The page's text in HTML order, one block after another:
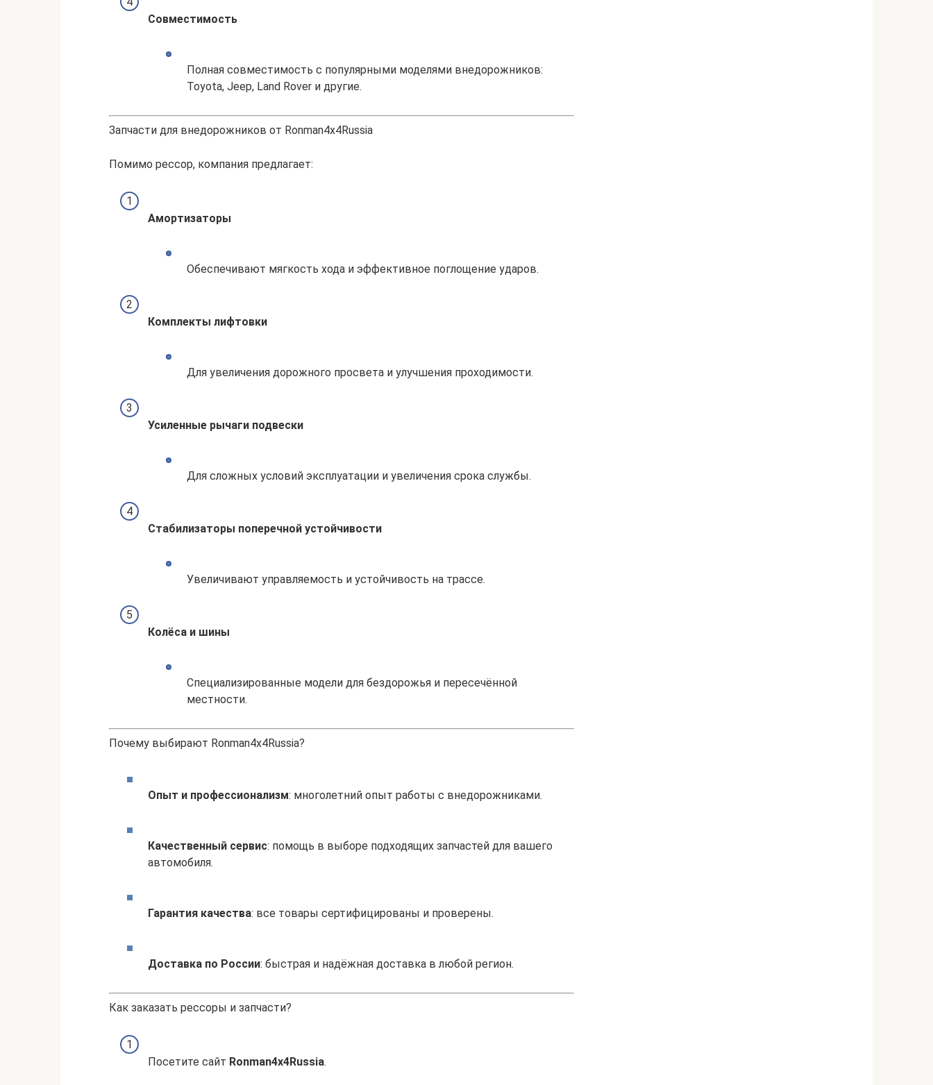
Совместимость
Полная совместимость с популярными моделями внедорожников:
Toyota, Jeep, Land Rover и другие.
Запчасти для внедорожников от Ronman4x4Russia
Помимо рессор, компания предлагает:
Амортизаторы
Обеспечивают мягкость хода и эффективное поглощение ударов.
Комплекты лифтовки
Для увеличения дорожного просвета и улучшения проходимости.
Усиленные рычаги подвески
Для сложных условий эксплуатации и увеличения срока службы.
Стабилизаторы поперечной устойчивости
Увеличивают управляемость и устойчивость на трассе.
Колёса и шины
Специализированные модели для бездорожья и пересечённой
местности.
Почему выбирают Ronman4x4Russia?
Опыт и профессионализм: многолетний опыт работы с внедорожниками.
Качественный сервис: помощь в выборе подходящих запчастей для вашего
автомобиля.
Гарантия качества: все товары сертифицированы и проверены.
Доставка по России: быстрая и надёжная доставка в любой регион.
Как заказать рессоры и запчасти?
Посетите сайт Ronman4x4Russia.